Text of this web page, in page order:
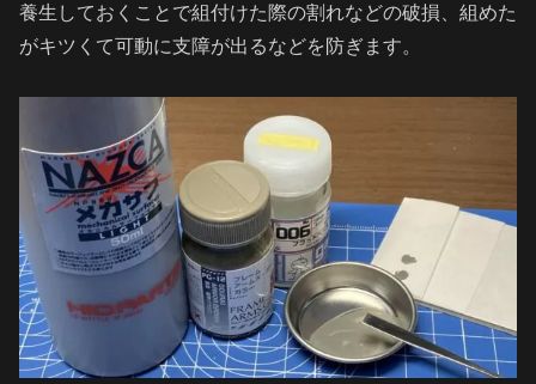
養生しておくことで組付けた際の割れなどの破損、組めた
がキツくて可動に支障が出るなどを防ぎます。